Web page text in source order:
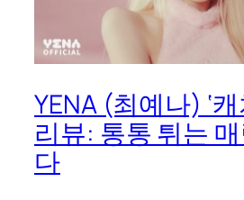
YENA (최예나) ‘
리뷰: 통통 튀는
다